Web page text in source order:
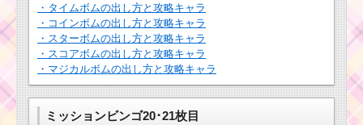
・タイムボムの出し方と攻略キャラ
・コインボムの出し方と攻略キャラ
・スターボムの出し方と攻略キャラ
・スコアボムの出し方と攻略キャラ
・マジカルボムの出し方と攻略キャラ
ミッションビンゴ20･21枚目